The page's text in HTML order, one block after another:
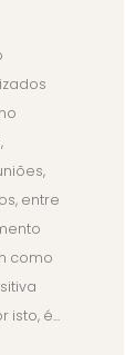
entre
como
isto, é...